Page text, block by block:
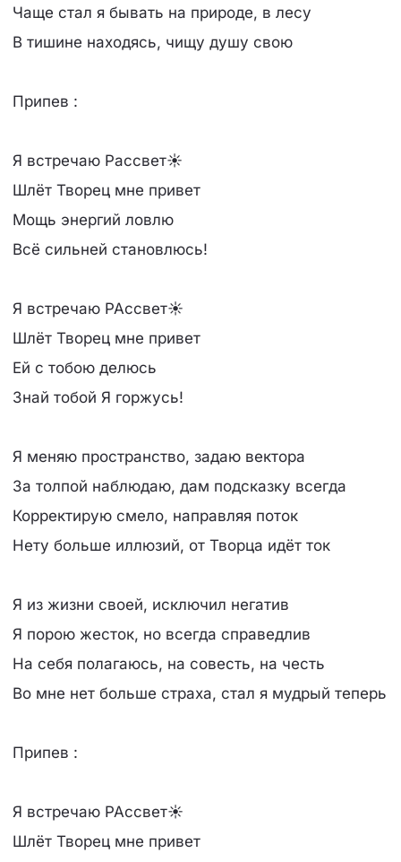
Чаще стал я бывать на природе, в лесу
В тишине находясь, чищу душу свою
Припев :
Я встречаю Рассвет☀
Шлёт Творец мне привет
Мощь энергий ловлю
Всё сильней становлюсь!
Я встречаю РАссвет☀
Шлёт Творец мне привет
Ей с тобою делюсь
Знай тобой Я горжусь!
Я меняю пространство, задаю вектора
За толпой наблюдаю, дам подсказку всегда
Корректирую смело, направляя поток
Нету больше иллюзий, от Творца идёт ток
Я из жизни своей, исключил негатив
Я порою жесток, но всегда справедлив
На себя полагаюсь, на совесть, на честь
Во мне нет больше страха, стал я мудрый теперь
Припев :
Я встречаю РАссвет☀
Шлёт Творец мне привет